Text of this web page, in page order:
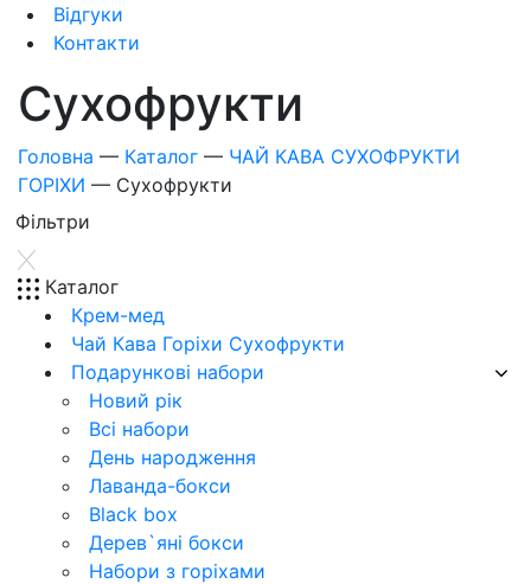
Відгуки
Контакти
Сухофрукти
Головна — Каталог — ЧАЙ КАВА СУХОФРУКТИ
ГОРІХИ — Сухофрукти
Фiльтри
Каталог
Крем-мед
Чай Кава Горіхи Сухофрукти
Подарункові набори
Новий рік
Всі набори
День народження
Лаванда-бокси
Black box
Дерев`‎яні бокси
Набори з горіхами